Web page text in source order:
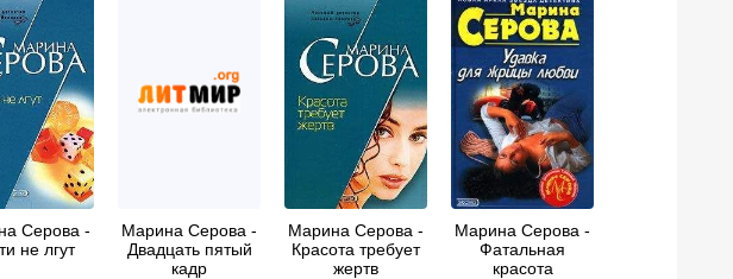
Серова -
не лгут
Марина Серова -
Двадцать пятый
кадр
Марина Серова -
Красота требует
жертв
Марина Серова -
Фатальная
красота